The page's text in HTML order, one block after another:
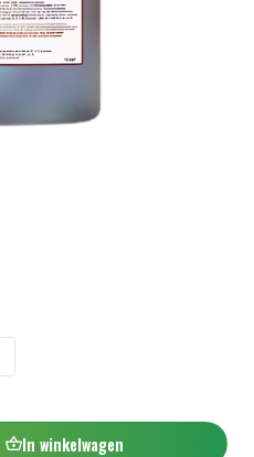
In winkelwagen